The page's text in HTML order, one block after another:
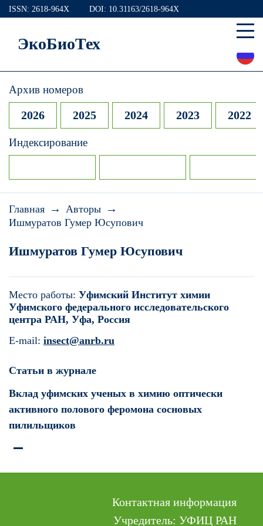
ISSN: 2618-964X DOI: 10.31163/2618-964X
ЭкоБиоТех
Архив номеров
2026 2025 2024 2023 2022
Индексирование
Главная → Авторы →
Ишмуратов Гумер Юсупович
Ишмуратов Гумер Юсупович
Место работы: Уфимский Институт химии
Уфимского федерального исследовательского
центра РАН, Уфа, Россия
E-mail: insect@anrb.ru
Статьи в журнале
Вклад уфимских ученых в химию оптически
активного полового феромона сосновых
пилильщиков
Контактная информация
Учредитель: УФИЦ РАН